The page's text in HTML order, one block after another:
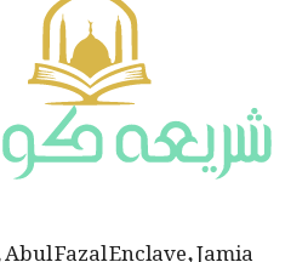
Fazal Enclave, Jamia